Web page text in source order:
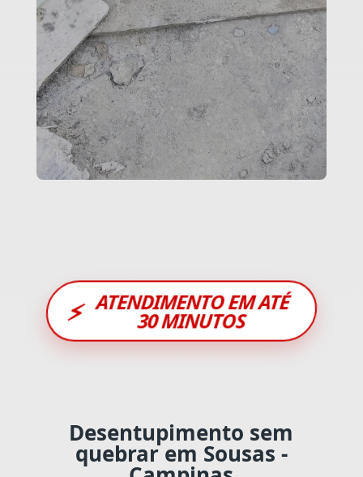
⚡ ATENDIMENTO EM ATÉ
30 MINUTOS
Desentupimento sem
quebrar em Sousas -